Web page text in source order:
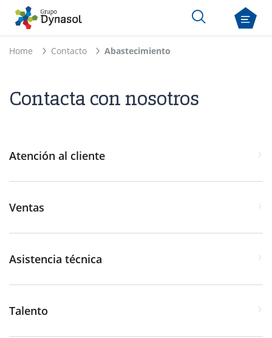
Home Contacto Abastecimiento
Contacta con nosotros
Atención al cliente
Ventas
Asistencia técnica
Talento